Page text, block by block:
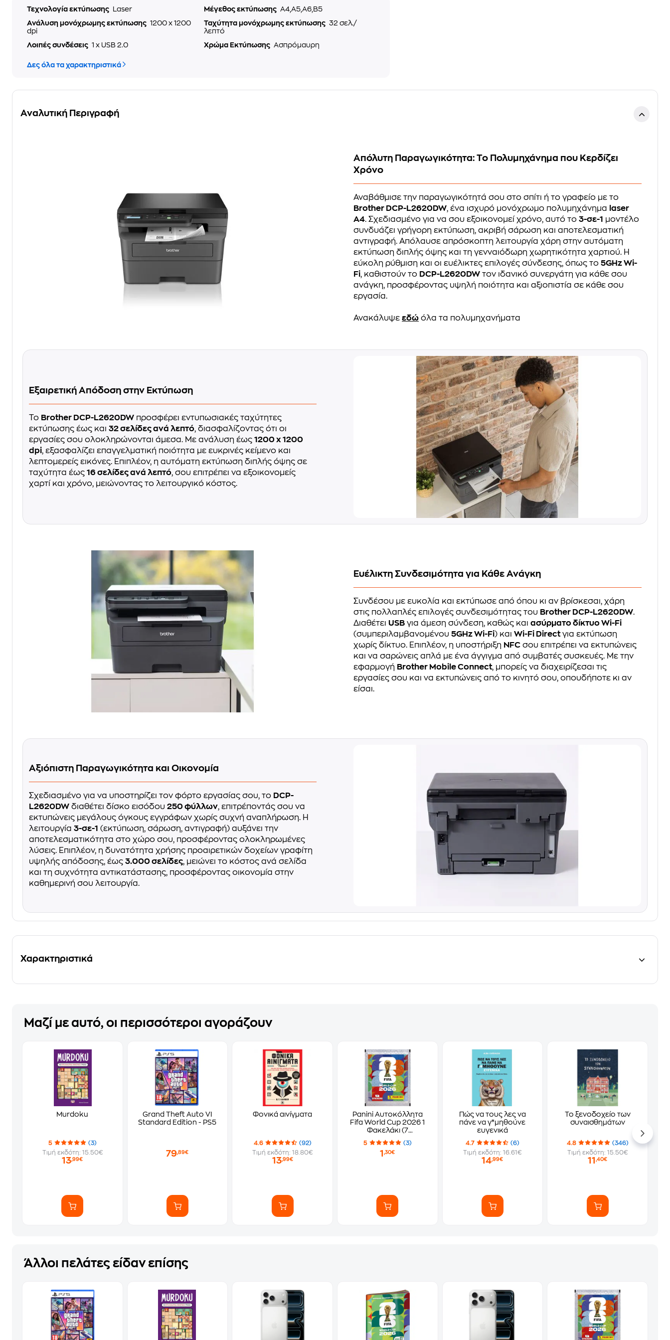
Τεχνολογία εκτύπωσης Laser Μέγεθος εκτύπωσης A4,A5,A6,B5
Ανάλυση μονόχρωμης εκτύπωσης 1200 x 1200
dpi
Ταχύτητα μονόχρωμης εκτύπωσης 32 σελ./
λεπτό
Λοιπές συνδέσεις 1 x USB 2.0 Χρώμα Εκτύπωσης Ασπρόμαυρη
Δες όλα τα χαρακτηριστικά
Αναλυτική Περιγραφή
Απόλυτη Παραγωγικότητα: Το Πολυμηχάνημα που Κερδίζει
Χρόνο
Αναβάθμισε την παραγωγικότητά σου στο σπίτι ή το γραφείο με το
Brother DCP-L2620DW, ένα ισχυρό μονόχρωμο πολυμηχάνημα laser
A4. Σχεδιασμένο για να σου εξοικονομεί χρόνο, αυτό το3-σε-1 μοντέλο
συνδυάζει γρήγορη εκτύπωση, ακριβή σάρωση και αποτελεσματική
αντιγραφή. Απόλαυσε απρόσκοπτη λειτουργία χάρη στην αυτόματη
εκτύπωση διπλής όψης και τη γενναιόδωρη χωρητικότητα χαρτιού. Η
εύκολη ρύθμιση και οι ευέλικτες επιλογές σύνδεσης, όπως το5GHz Wi-
Fi, καθιστούν το DCP-L2620DW τον ιδανικό συνεργάτη για κάθε σου
ανάγκη, προσφέροντας υψηλή ποιότητα και αξιοπιστία σε κάθε σου
εργασία.
Ανακάλυψεεδώ όλα τα πολυμηχανήματα
Εξαιρετική Απόδοση στην Εκτύπωση
Το Brother DCP-L2620DW προσφέρει εντυπωσιακές ταχύτητες
εκτύπωσης έως και 32 σελίδες ανά λεπτό, διασφαλίζοντας ότι οι
εργασίες σου ολοκληρώνονται άμεσα. Με ανάλυση έως 1200 x 1200
dpi, εξασφαλίζει επαγγελματική ποιότητα με ευκρινές κείμενο και
λεπτομερείς εικόνες. Επιπλέον, η αυτόματη εκτύπωση διπλής όψης σε
ταχύτητα έως 16 σελίδες ανά λεπτό, σου επιτρέπει να εξοικονομείς
χαρτί και χρόνο, μειώνοντας το λειτουργικό κόστος.
Ευέλικτη Συνδεσιμότητα για Κάθε Ανάγκη
Συνδέσου με ευκολία και εκτύπωσε από όπου κι αν βρίσκεσαι, χάρη
στις πολλαπλές επιλογές συνδεσιμότητας του Brother DCP-L2620DW.
Διαθέτει USB για άμεση σύνδεση, καθώς καιασύρματο δίκτυο Wi-Fi
(συμπεριλαμβανομένου5GHz Wi-Fi) καιWi-Fi Directγια εκτύπωση
χωρίς δίκτυο. Επιπλέον, η υποστήριξη NFC σου επιτρέπει να εκτυπώνεις
και να σαρώνεις απλά με ένα άγγιγμα από συμβατές συσκευές. Με την
εφαρμογή Brother Mobile Connect, μπορείς να διαχειρίζεσαι τις
εργασίες σου και να εκτυπώνεις από το κινητό σου, οπουδήποτε κι αν
είσαι.
Αξιόπιστη Παραγωγικότητα και Οικονομία
Σχεδιασμένο για να υποστηρίζει τον φόρτο εργασίας σου, το DCP-
L2620DW διαθέτει δίσκο εισόδου 250 φύλλων, επιτρέποντάς σου να
εκτυπώνεις μεγάλους όγκους εγγράφων χωρίς συχνή αναπλήρωση. Η
λειτουργία 3-σε-1 (εκτύπωση, σάρωση, αντιγραφή) αυξάνει την
αποτελεσματικότητα στο χώρο σου, προσφέροντας ολοκληρωμένες
λύσεις. Επιπλέον, η δυνατότητα χρήσης προαιρετικών δοχείων γραφίτη
υψηλής απόδοσης, έως 3.000 σελίδες, μειώνει το κόστος ανά σελίδα
και τη συχνότητα αντικατάστασης, προσφέροντας οικονομία στην
καθημερινή σου λειτουργία.
Χαρακτηριστικά
Μαζί με αυτό, οι περισσότεροι αγοράζουν
Murdoku
5
(3)
Τιμή εκδότη: 15.50€
13,99€
Grand Theft Auto VI
Standard Edition - PS5
79,89€
Φονικά αινίγματα
4.6
(92)
Τιμή εκδότη: 18.80€
13,99€
Panini Αυτοκόλλητα
Fifa World Cup 2026 1
Φακελάκι (7
Αυτοκόλλητα)
5 (3)
1,30€
Πώς να τους λες να
πάνε να γ*μηθούνε
ευγενικά
4.7
(6)
Τιμή εκδότη: 16.61€
14,99€
Το ξενοδοχείο των
συναισθημάτων
4.8
(346)
Τιμή εκδότη: 15.50€
11,40€
Άλλοι πελάτες είδαν επίσης